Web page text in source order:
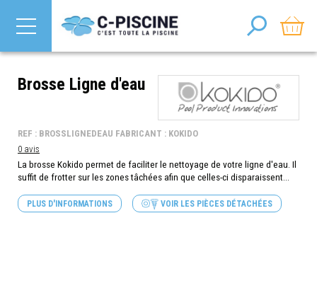
Brosse Ligne d'eau
0 avis
REF : BROSSLIGNEDEAU FABRICANT : KOKIDO
La brosse Kokido permet de faciliter le nettoyage de votre ligne d'eau. Il
suffit de frotter sur les zones tâchées afin que celles-ci disparaissent...
PLUS D'INFORMATIONS VOIR LES PIÈCES DÉTACHÉES